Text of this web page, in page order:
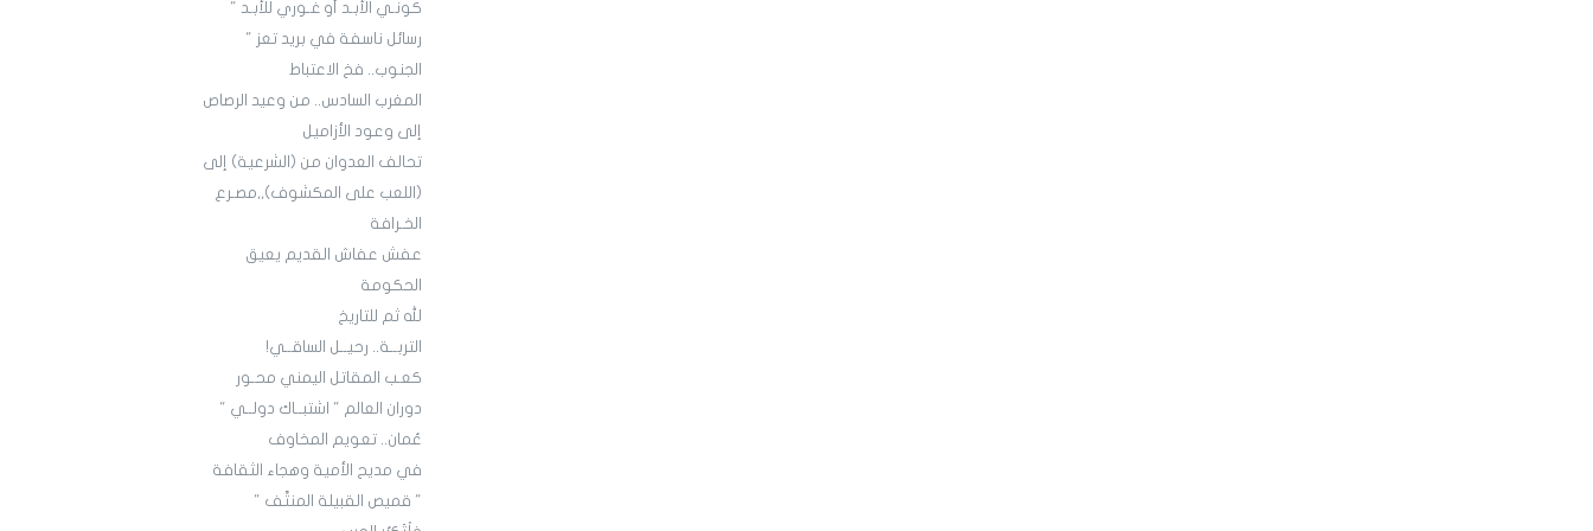
كونـي الأبـد أو غـوري للأبـد "
رسائل ناسفة في بريد تعز "
الجنوب.. فخ الاعتباط
المغرب السادس.. من وعيد الرصاص
إلى وعود الأزاميل
تحالف العدوان من (الشرعية) إلى
(اللعب على المكشوف),,مصـرع
الخـرافة
عفش عفاش القديم يعيق
الحكومة
لله ثم للتاريخ
التربــة.. رحيــل الساقــي!
كعـب المقاتل اليمني محـور
دوران العالم " اشتبــاك دولــي "
عُمان.. تعويم المخاوف
في مديح الأمية وهجاء الثقافة
" قميص القبيلة المنتَّف "